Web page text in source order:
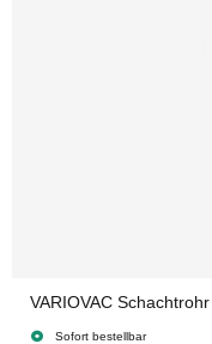
VARIOVAC
Sofort bestellbar